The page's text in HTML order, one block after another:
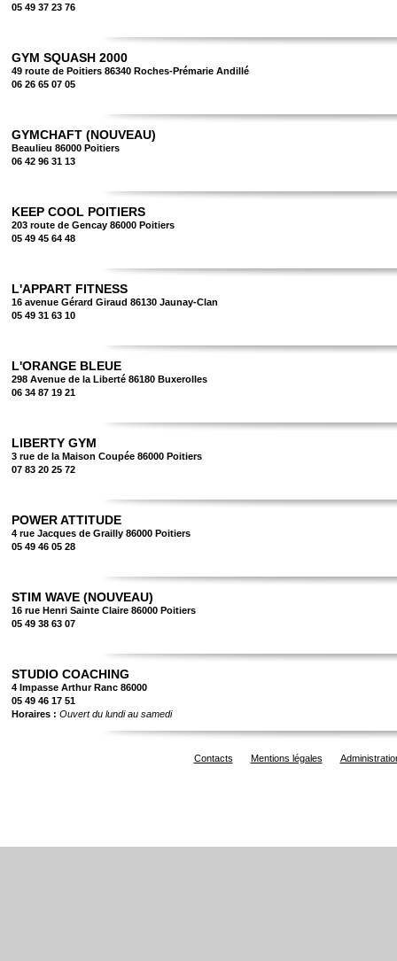
05 49 37 23 76
GYM SQUASH 2000
49 route de Poitiers 86340 Roches-Prémarie Andillé
06 26 65 07 05
GYMCHAFT (NOUVEAU)
Beaulieu 86000 Poitiers
06 42 96 31 13
KEEP COOL POITIERS
203 route de Gencay 86000 Poitiers
05 49 45 64 48
L'APPART FITNESS
16 avenue Gérard Giraud 86130 Jaunay-Clan
05 49 31 63 10
L'ORANGE BLEUE
298 Avenue de la Liberté 86180 Buxerolles
06 34 87 19 21
LIBERTY GYM
3 rue de la Maison Coupée 86000 Poitiers
07 83 20 25 72
POWER ATTITUDE
4 rue Jacques de Grailly 86000 Poitiers
05 49 46 05 28
STIM WAVE (NOUVEAU)
16 rue Henri Sainte Claire 86000 Poitiers
05 49 38 63 07
STUDIO COACHING
4 Impasse Arthur Ranc 86000
05 49 46 17 51
Horaires : Ouvert du lundi au samedi
Contacts Mentions légales